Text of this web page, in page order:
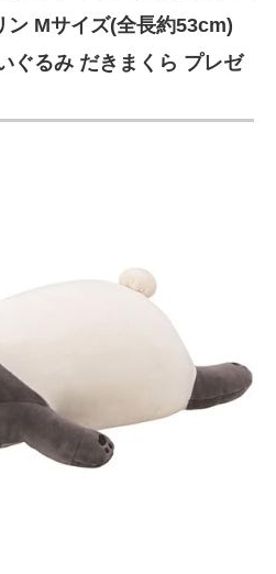
ン Mサイズ(全長約53cm)
ぐるみ だきまくら プレゼ